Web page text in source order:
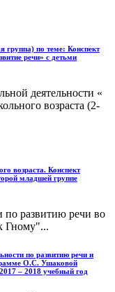
группа) по теме: Конспект
речи» с детьми
деятельности «
возраста (2-
возраста. Конспект
младшей группе
по развитию речи во
Гному"...
по развитию речи и
О.С. Ушаковой
– 2018 учебный год